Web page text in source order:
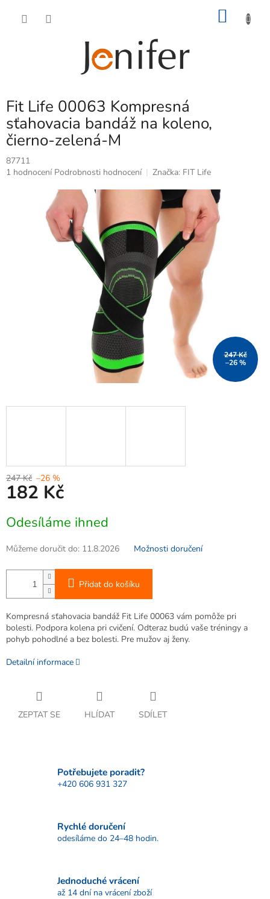
Fit Life 00063 Kompresná
sťahovacia bandáž na koleno,
čierno-zelená-M
87711
Průměrné
1 hodnocení Podrobnosti hodnocení Značka: FIT Life
247 Kč
–26 %
247 Kč –26 %
182 Kč
cena:
Odesíláme ihned
Můžeme doručit do: 11.8.2026 Možnosti doručení
Přidat do košíku
Kompresná sťahovacia bandáž Fit Life 00063 vám pomôže pri
bolesti. Podpora kolena pri cvičení. Odteraz budú vaše tréningy a
pohyb pohodlné a bez bolesti. Pre mužov aj ženy.
Detailní informace
ZEPTAT SE HLÍDAT SDÍLET
Potřebujete poradit?
+420 606 931 327
Rychlé doručení
odesíláme do 24–48 hodin.
Jednoduché vrácení
až 14 dní na vrácení zboží